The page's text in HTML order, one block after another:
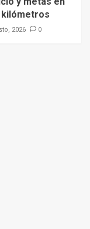
kilómetros
2026 0